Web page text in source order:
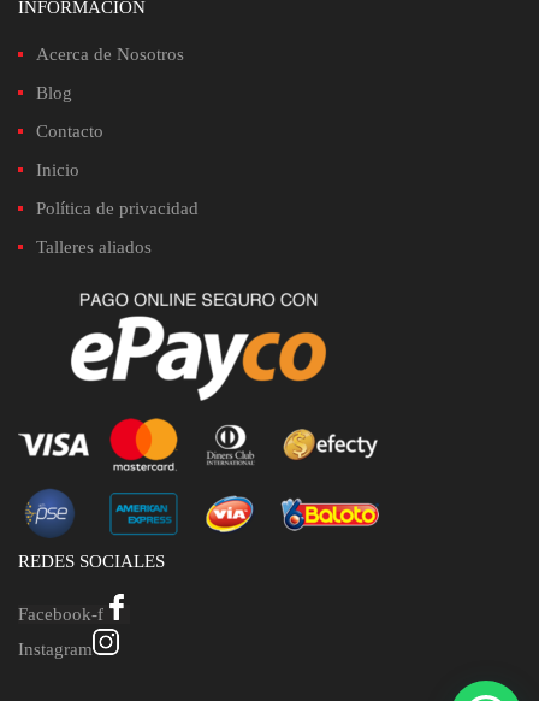
INFORMACIÓN
Acerca de Nosotros
Blog
Contacto
Inicio
Política de privacidad
Talleres aliados
REDES SOCIALES
Facebook-f
Instagram